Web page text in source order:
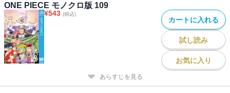
ONE PIECE モノクロ版 109
¥543 (税込)
カートに入れる
試し読み
お気に入り
あらすじを見る